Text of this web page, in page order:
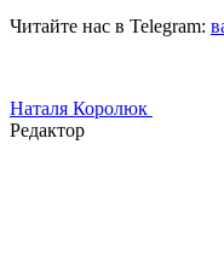
Читайте нас в Telegram:
Наталя Королюк
Редактор